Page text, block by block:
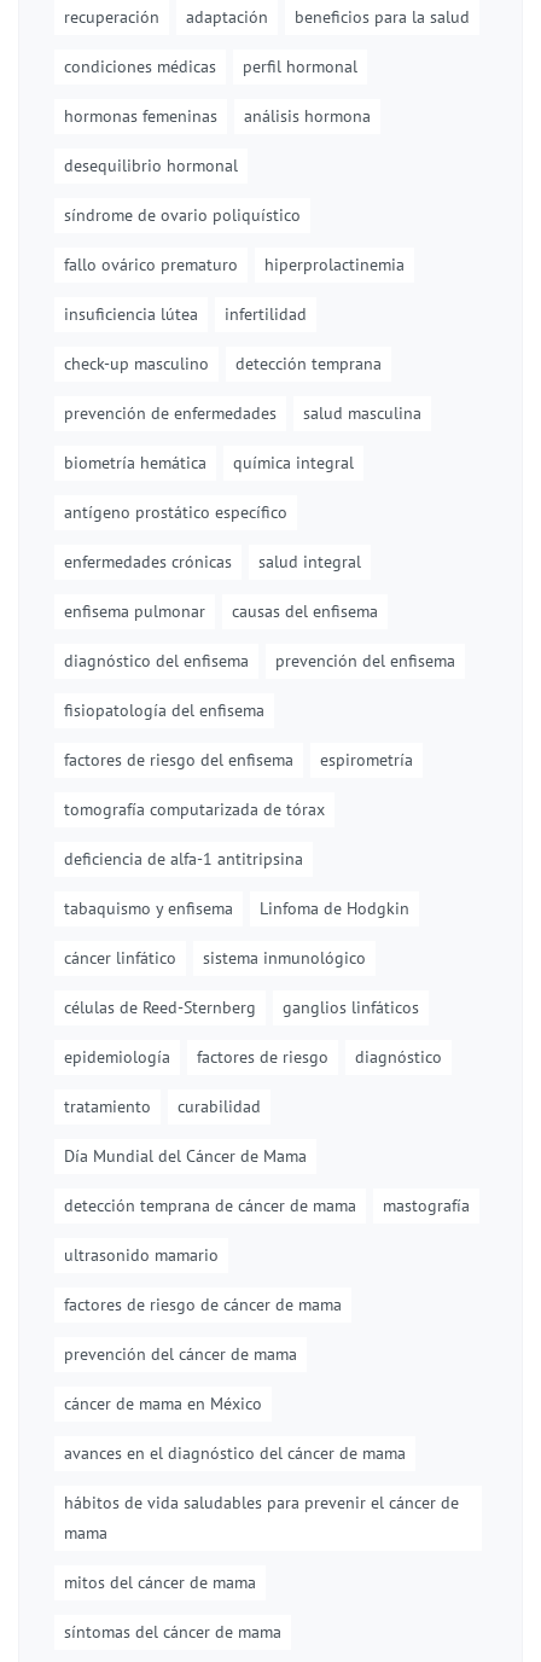
recuperación adaptación beneficios para la salud
condiciones médicas perfil hormonal
hormonas femeninas análisis hormona
desequilibrio hormonal
síndrome de ovario poliquístico
fallo ovárico prematuro hiperprolactinemia
insuficiencia lútea infertilidad
check-up masculino detección temprana
prevención de enfermedades salud masculina
biometría hemática química integral
antígeno prostático específico
enfermedades crónicas salud integral
enfisema pulmonar causas del enfisema
diagnóstico del enfisema prevención del enfisema
fisiopatología del enfisema
factores de riesgo del enfisema espirometría
tomografía computarizada de tórax
deficiencia de alfa-1 antitripsina
tabaquismo y enfisema Linfoma de Hodgkin
cáncer linfático sistema inmunológico
células de Reed-Sternberg ganglios linfáticos
epidemiología factores de riesgo diagnóstico
tratamiento curabilidad
Día Mundial del Cáncer de Mama
detección temprana de cáncer de mama mastografía
ultrasonido mamario
factores de riesgo de cáncer de mama
prevención del cáncer de mama
cáncer de mama en México
avances en el diagnóstico del cáncer de mama
hábitos de vida saludables para prevenir el cáncer de
mama
mitos del cáncer de mama
síntomas del cáncer de mama